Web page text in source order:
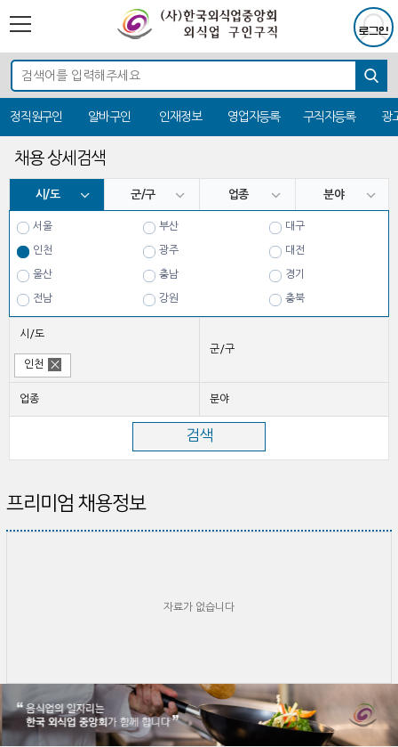
정직원구인 알바구인 인재정보 영업자등록 구직자등록 광
채용 상세검색
시/도 군/구 업종 분야
서울 부산 대구
인천 광주 대전
울산 충남 경기
전남 강원 충북
시/도
인천
군/구
업종 분야
프리미엄 채용정보
자료가 없습니다